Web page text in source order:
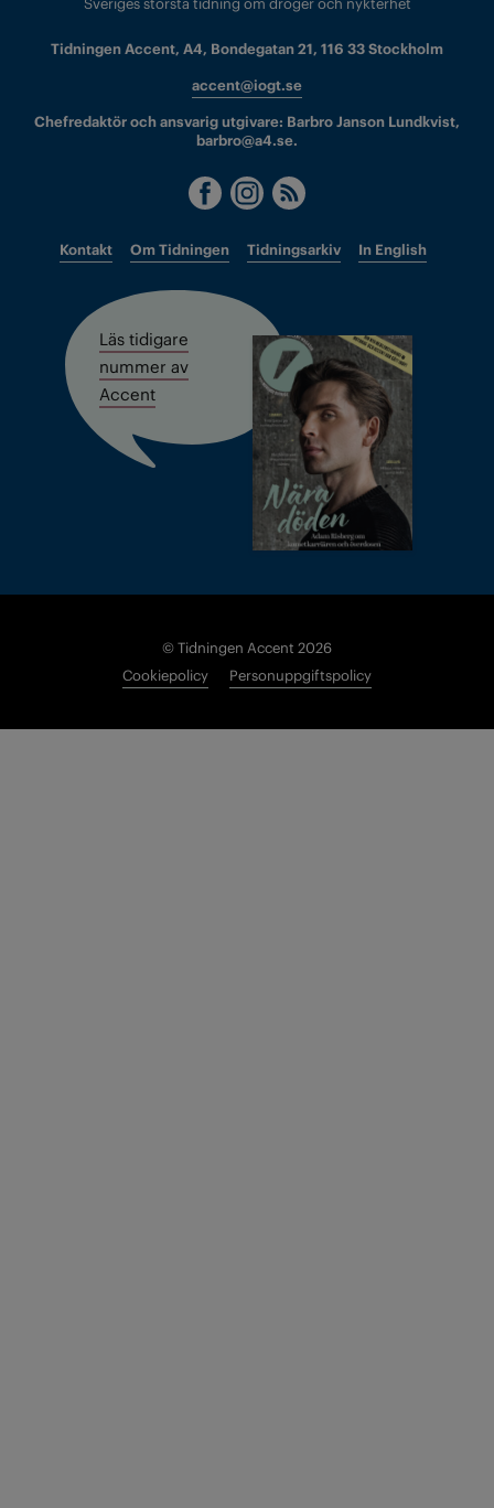
Sveriges största tidning om droger och nykterhet
Tidningen Accent, A4, Bondegatan 21, 116 33 Stockholm
accent@iogt.se
Chefredaktör och ansvarig utgivare: Barbro Janson Lundkvist,
barbro@a4.se.
Kontakt Om Tidningen Tidningsarkiv In English
Läs tidigare
nummer av
Accent
© Tidningen Accent 2026
Cookiepolicy
Personuppgiftspolicy